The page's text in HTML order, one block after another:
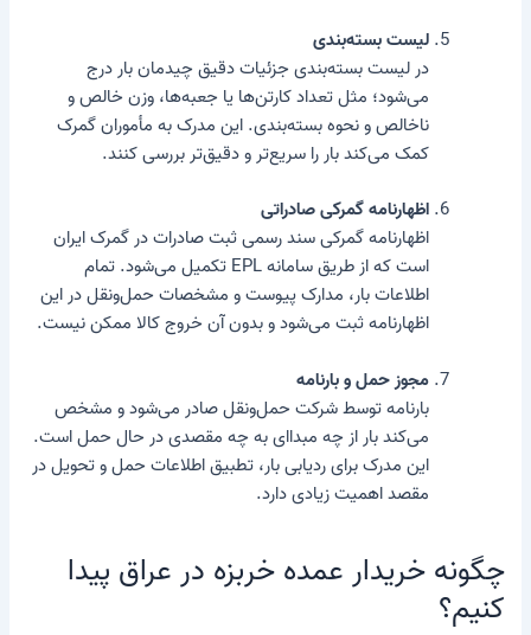
لیست بسته‌بندی
در لیست بسته‌بندی جزئیات دقیق چیدمان بار درج
می‌شود؛ مثل تعداد کارتن‌ها یا جعبه‌ها، وزن خالص و
ناخالص و نحوه بسته‌بندی. این مدرک به مأموران گمرک
کمک می‌کند بار را سریع‌تر و دقیق‌تر بررسی کنند.
اظهارنامه گمرکی صادراتی
اظهارنامه گمرکی سند رسمی ثبت صادرات در گمرک ایران
است که از طریق سامانه EPL تکمیل می‌شود. تمام
اطلاعات بار، مدارک پیوست و مشخصات حمل‌ونقل در این
اظهارنامه ثبت می‌شود و بدون آن خروج کالا ممکن نیست.
مجوز حمل و بارنامه
بارنامه توسط شرکت حمل‌ونقل صادر می‌شود و مشخص
می‌کند بار از چه مبدا‌ای به چه مقصدی در حال حمل است.
این مدرک برای ردیابی بار، تطبیق اطلاعات حمل و تحویل در
مقصد اهمیت زیادی دارد.
چگونه خریدار عمده خربزه در عراق پیدا
کنیم؟